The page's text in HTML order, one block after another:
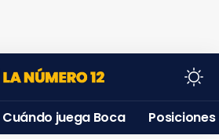
Cuándo juega Boca Posiciones